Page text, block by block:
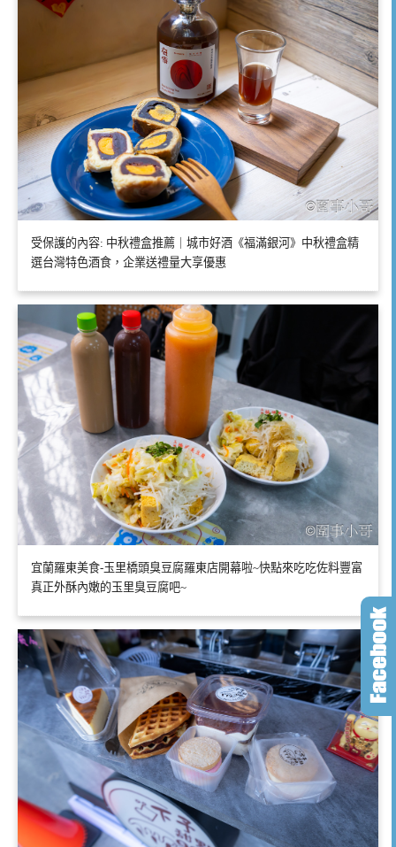
受保護的內容: 中秋禮盒推薦｜城市好酒《福滿銀河》中秋禮盒精
選台灣特色酒食，企業送禮量大享優惠
宜蘭羅東美食-玉里橋頭臭豆腐羅東店開幕啦~快點來吃吃佐料豐富
真正外酥內嫩的玉里臭豆腐吧~